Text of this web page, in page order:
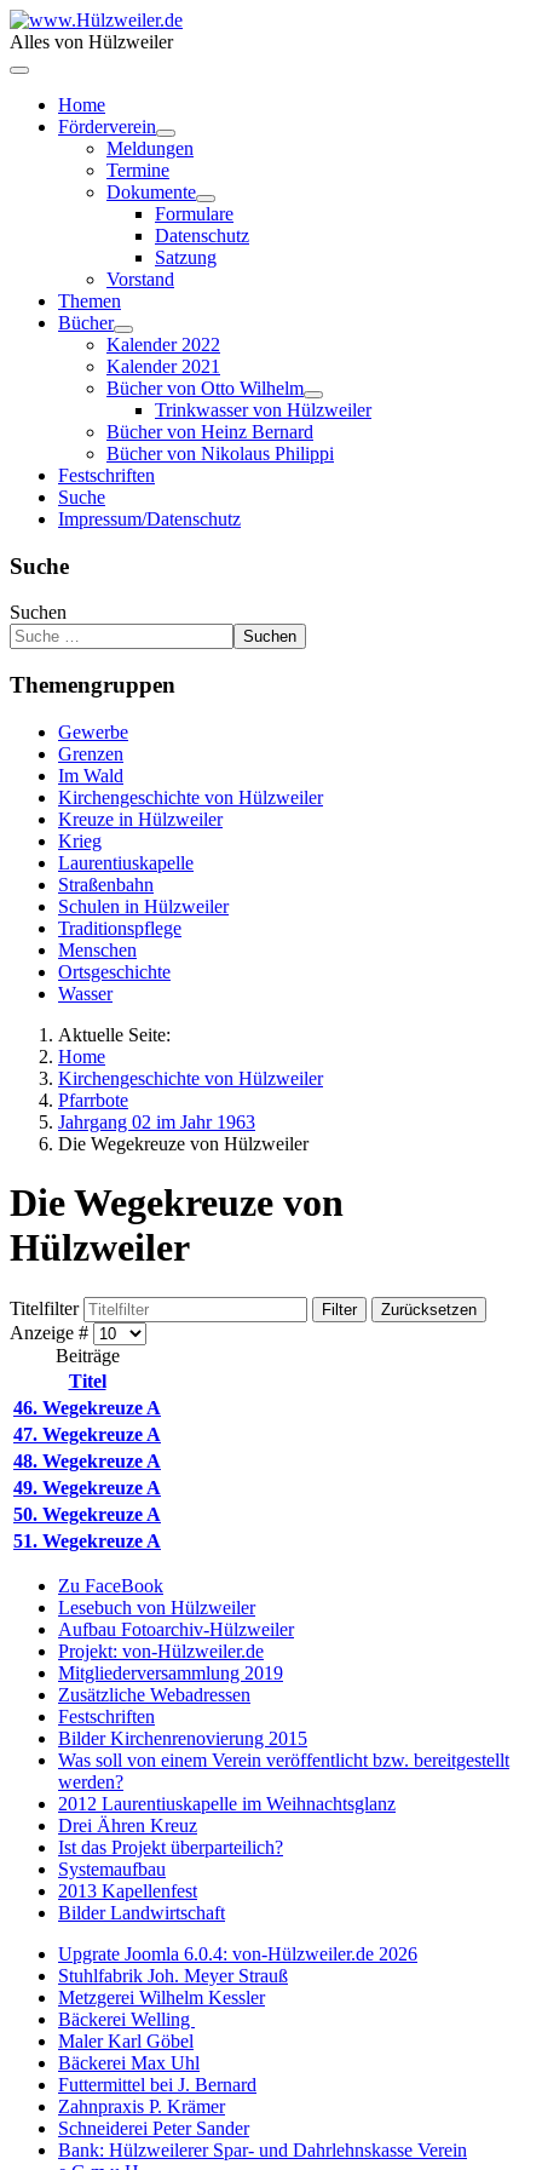
Alles von Hülzweiler
Home
Förderverein
Meldungen
Termine
Dokumente
Formulare
Datenschutz
Satzung
Vorstand
Themen
Bücher
Kalender 2022
Kalender 2021
Bücher von Otto Wilhelm
Trinkwasser von Hülzweiler
Bücher von Heinz Bernard
Bücher von Nikolaus Philippi
Festschriften
Suche
Impressum/Datenschutz
Suche
Suchen
Suchen
Themengruppen
Gewerbe
Grenzen
Im Wald
Kirchengeschichte von Hülzweiler
Kreuze in Hülzweiler
Krieg
Laurentiuskapelle
Straßenbahn
Schulen in Hülzweiler
Traditionspflege
Menschen
Ortsgeschichte
Wasser
Aktuelle Seite:
Home
Kirchengeschichte von Hülzweiler
Pfarrbote
Jahrgang 02 im Jahr 1963
Die Wegekreuze von Hülzweiler
Die Wegekreuze von
Hülzweiler
Titelfilter Filter Zurücksetzen
Anzeige #
Beiträge
Titel
46. Wegekreuze A
47. Wegekreuze A
48. Wegekreuze A
49. Wegekreuze A
50. Wegekreuze A
51. Wegekreuze A
Zu FaceBook
Lesebuch von Hülzweiler
Aufbau Fotoarchiv-Hülzweiler
Projekt: von-Hülzweiler.de
Mitgliederversammlung 2019
Zusätzliche Webadressen
Festschriften
Bilder Kirchenrenovierung 2015
Was soll von einem Verein veröffentlicht bzw. bereitgestellt
werden?
2012 Laurentiuskapelle im Weihnachtsglanz
Drei Ähren Kreuz
Ist das Projekt überparteilich?
Systemaufbau
2013 Kapellenfest
Bilder Landwirtschaft
Upgrate Joomla 6.0.4: von-Hülzweiler.de 2026
Stuhlfabrik Joh. Meyer Strauß
Metzgerei Wilhelm Kessler
Bäckerei Welling
Maler Karl Göbel
Bäckerei Max Uhl
Futtermittel bei J. Bernard
Zahnpraxis P. Krämer
Schneiderei Peter Sander
Bank: Hülzweilerer Spar- und Dahrlehnskasse Verein